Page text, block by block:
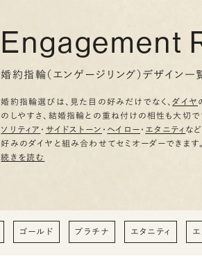
Engagement
婚約指輪（エンゲージリング）デザイン一
婚約指輪選びは、見た目の好みだけでなく、ダイヤ
のしやすさ、結婚指輪との重ね付けの相性も大切で
ソリティア ・ サイドストーン ・ ヘイロー ・ エタニティ な
好みのダイヤと組み合わせてセミオーダーできます。
続きを読む
ゴールド プラチナ エタニティ